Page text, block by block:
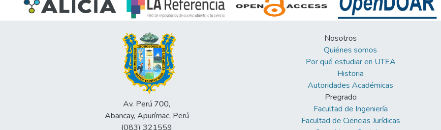
Av. Perú 700,
Abancay, Apurímac, Perú
(083) 321559
Nosotros
Quiénes somos
Por qué estudiar en UTEA
Historia
Autoridades Académicas
Pregrado
Facultad de Ingeniería
Facultad de Ciencias Jurídicas